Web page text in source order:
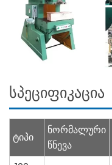
სპეციფიკაცია
ტიპი
ნორმალური
წნევა